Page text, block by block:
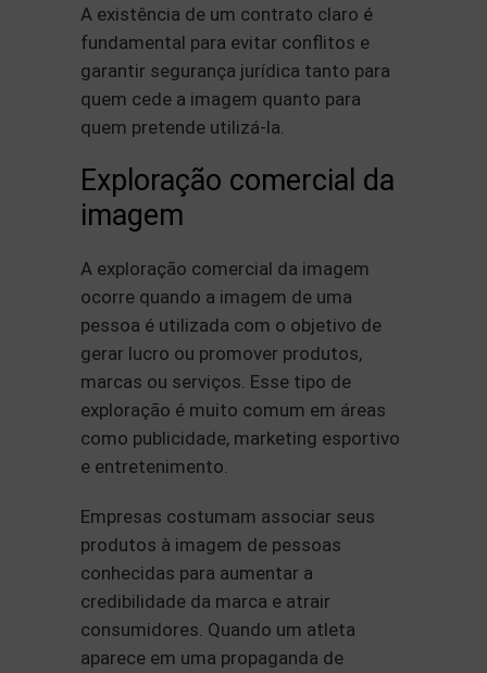
A existência de um contrato claro é
fundamental para evitar conflitos e
garantir segurança jurídica tanto para
quem cede a imagem quanto para
quem pretende utilizá-la.
Exploração comercial da
imagem
A exploração comercial da imagem
ocorre quando a imagem de uma
pessoa é utilizada com o objetivo de
gerar lucro ou promover produtos,
marcas ou serviços. Esse tipo de
exploração é muito comum em áreas
como publicidade, marketing esportivo
e entretenimento.
Empresas costumam associar seus
produtos à imagem de pessoas
conhecidas para aumentar a
credibilidade da marca e atrair
consumidores. Quando um atleta
aparece em uma propaganda de